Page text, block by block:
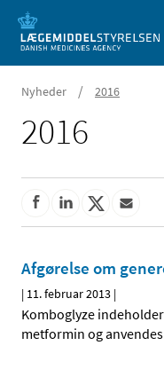
Nyheder / 2016
2016
Afgørelse om
| 11. februar 2013 |
Komboglyze
metformin og